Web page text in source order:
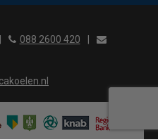
088 2600 420